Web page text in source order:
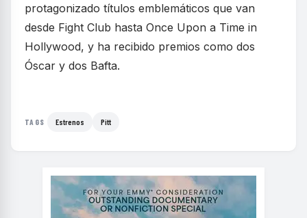
protagonizado títulos emblemáticos que van
desde Fight Club hasta Once Upon a Time in
Hollywood, y ha recibido premios como dos
Óscar y dos Bafta.
TAGS Estrenos Pitt